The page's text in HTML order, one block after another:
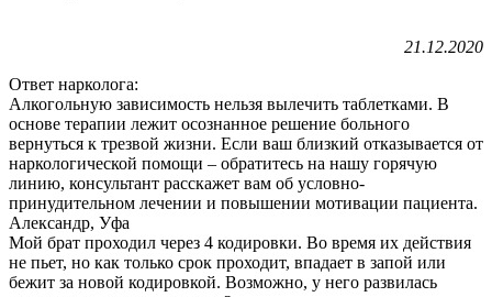
21.12.2020
Ответ нарколога:
Алкогольную зависимость нельзя вылечить таблетками. В
основе терапии лежит осознанное решение больного
вернуться к трезвой жизни. Если ваш близкий отказывается от
наркологической помощи – обратитесь на нашу горячую
линию, консультант расскажет вам об условно-
принудительном лечении и повышении мотивации пациента.
Александр, Уфа
Мой брат проходил через 4 кодировки. Во время их действия
не пьет, но как только срок проходит, впадает в запой или
бежит за новой кодировкой. Возможно, у него развилась